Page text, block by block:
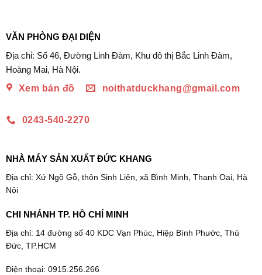
VĂN PHÒNG ĐẠI DIỆN
Địa chỉ: Số 46, Đường Linh Đàm, Khu đô thị Bắc Linh Đàm,
Hoàng Mai, Hà Nội.
Xem bản đồ
noithatduckhang@gmail.com
0243-540-2270
NHÀ MÁY SẢN XUẤT ĐỨC KHANG
Địa chỉ: Xứ Ngõ Gỗ, thôn Sinh Liên, xã Bình Minh, Thanh Oai, Hà
Nội
CHI NHÁNH TP. HỒ CHÍ MINH
Địa chỉ: 14 đường số 40 KDC Vạn Phúc, Hiệp Bình Phước, Thủ
Đức, TP.HCM
Điện thoại: 0915.256.266